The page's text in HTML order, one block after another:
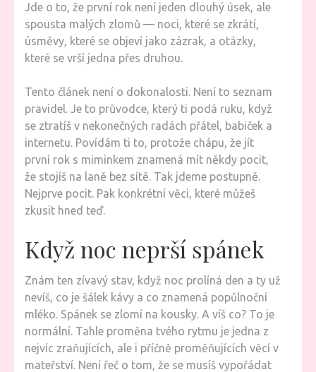
Jde o to, že první rok není jeden dlouhý úsek, ale
spousta malých zlomů — noci, které se zkrátí,
úsměvy, které se objeví jako zázrak, a otázky,
které se vrší jedna přes druhou.
Tento článek není o dokonalosti. Není to seznam
pravidel. Je to průvodce, který ti podá ruku, když
se ztratíš v nekonečných radách přátel, babiček a
internetu. Povídám ti to, protože chápu, že jít
první rok s miminkem znamená mít někdy pocit,
že stojíš na laně bez sítě. Tak jdeme postupně.
Nejprve pocit. Pak konkrétní věci, které můžeš
zkusit hned teď.
Když noc neprší spánek
Znám ten zívavý stav, když noc prolíná den a ty už
nevíš, co je šálek kávy a co znamená popůlnoční
mléko. Spánek se zlomí na kousky. A víš co? To je
normální. Tahle proměna tvého rytmu je jedna z
nejvíc zraňujících, ale i příčně proměňujících věcí v
mateřství. Není řeč o tom, že se musíš vypořádat